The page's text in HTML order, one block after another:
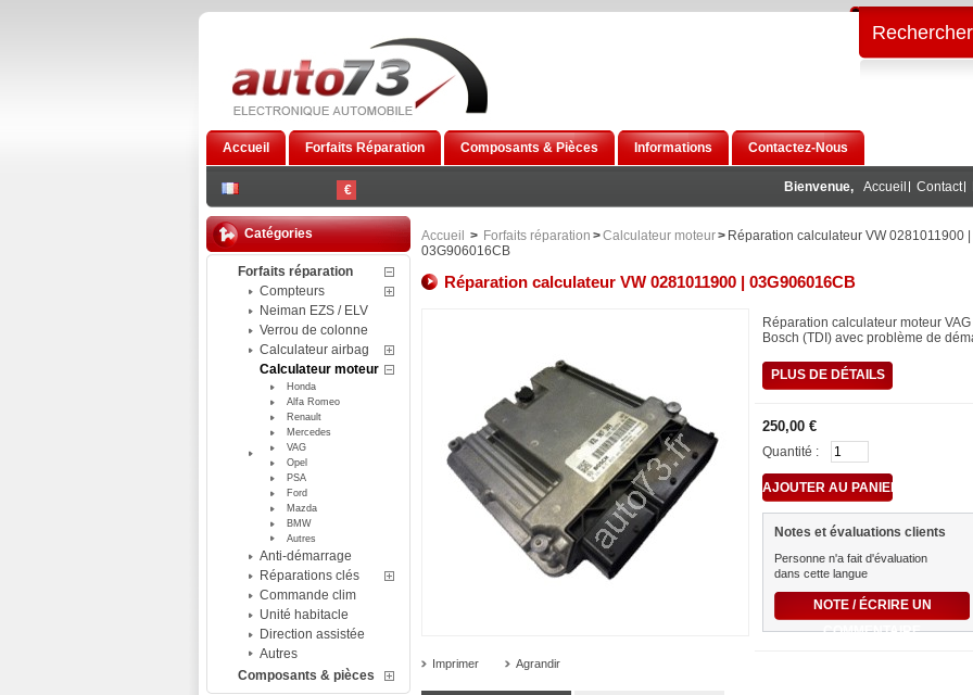
€
Accueil Forfaits Réparation Composants & Pièces Informations Contactez-Nous
Bienvenue, Accueil Contact
Rechercher
Catégories
Forfaits réparation
Compteurs
Neiman EZS / ELV
Verrou de colonne
Calculateur airbag
Calculateur moteur
Honda
Alfa Romeo
Renault
Mercedes
VAG
Opel
PSA
Ford
Mazda
BMW
Autres
Anti-démarrage
Réparations clés
Commande clim
Unité habitacle
Direction assistée
Autres
Composants & pièces
Accueil > Forfaits réparation >Calculateur moteur> Réparation calculateur VW 0281011900 |
03G906016CB
Réparation calculateur VW 0281011900 | 03G906016CB
Imprimer Agrandir
Réparation calculateur moteur
Bosch (TDI) avec problème de
PLUS DE DÉTAILS
250,00 €
Quantité :
Notes et évaluations clients
Personne n'a fait d'évaluation
dans cette langue
NOTE / ÉCRIRE UN
COMMENTAIRE